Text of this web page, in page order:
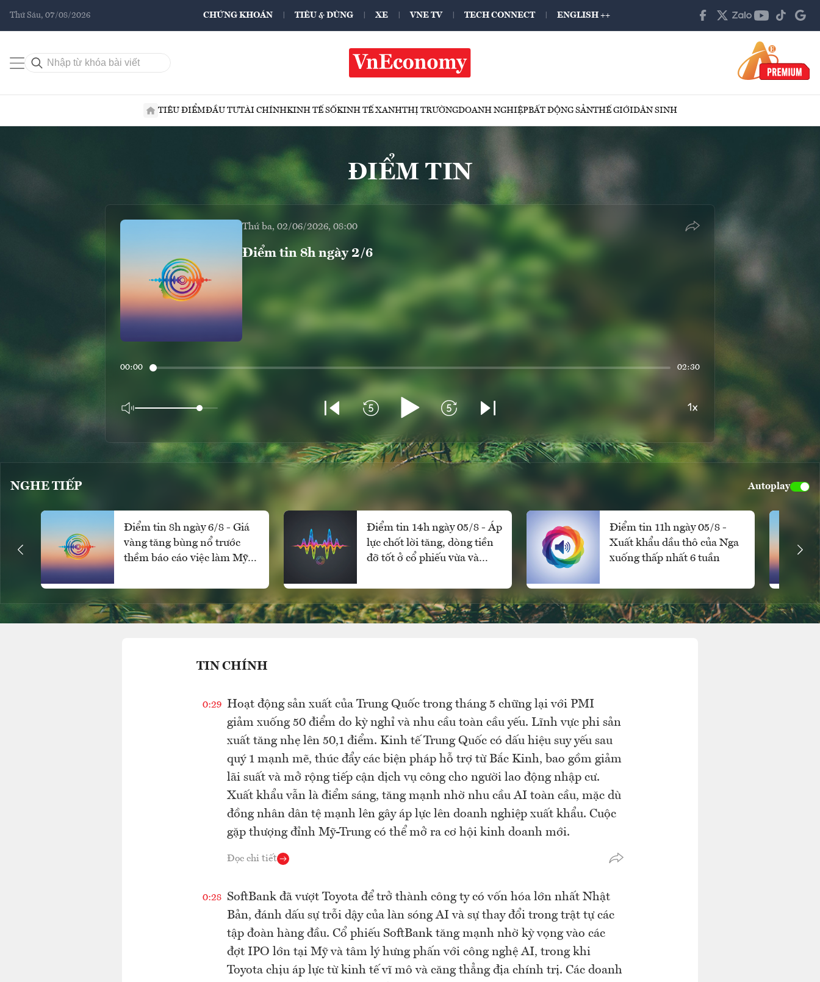
Thứ Sáu, 07/08/2026 CHỨNG KHOÁN TIÊU & DÙNG XE VNE TV TECH CONNECT ENGLISH ++
TIÊU ĐIỂMĐẦU TƯTÀI CHÍNHKINH TẾ SỐKINH TẾ XANHTHỊ TRƯỜNGDOANH NGHIỆPBẤT ĐỘNG SẢNTHẾ GIỚIDÂN SINH
ĐIỂM TIN
Thứ ba, 02/06/2026, 08:00
Điểm tin 8h ngày 2/6
00:00 02:30
NGHE TIẾP Autoplay
Điểm tin 8h ngày 6/8 - Giá
vàng tăng bùng nổ trước
thềm báo cáo việc làm Mỹ,
mạnh
Điểm tin 14h ngày 05/8 - Áp
lực chốt lời tăng, dòng tiền
đỡ tốt ở cổ phiếu vừa và
ròng
Điểm tin 11h ngày 05/8 -
Xuất khẩu dầu thô của Nga
xuống thấp nhất 6 tuần
TIN CHÍNH
0:29
Hoạt động sản xuất của Trung Quốc trong tháng 5 chững lại với PMI
giảm xuống 50 điểm do kỳ nghỉ và nhu cầu toàn cầu yếu. Lĩnh vực phi sản
xuất tăng nhẹ lên 50,1 điểm. Kinh tế Trung Quốc có dấu hiệu suy yếu sau
quý 1 mạnh mẽ, thúc đẩy các biện pháp hỗ trợ từ Bắc Kinh, bao gồm giảm
lãi suất và mở rộng tiếp cận dịch vụ công cho người lao động nhập cư.
Xuất khẩu vẫn là điểm sáng, tăng mạnh nhờ nhu cầu AI toàn cầu, mặc dù
đồng nhân dân tệ mạnh lên gây áp lực lên doanh nghiệp xuất khẩu. Cuộc
gặp thượng đỉnh Mỹ-Trung có thể mở ra cơ hội kinh doanh mới.
Đọc chi tiết
0:28
SoftBank đã vượt Toyota để trở thành công ty có vốn hóa lớn nhất Nhật
Bản, đánh dấu sự trỗi dậy của làn sóng AI và sự thay đổi trong trật tự các
tập đoàn hàng đầu. Cổ phiếu SoftBank tăng mạnh nhờ kỳ vọng vào các
đợt IPO lớn tại Mỹ và tâm lý hưng phấn với công nghệ AI, trong khi
Toyota chịu áp lực từ kinh tế vĩ mô và căng thẳng địa chính trị. Các doanh